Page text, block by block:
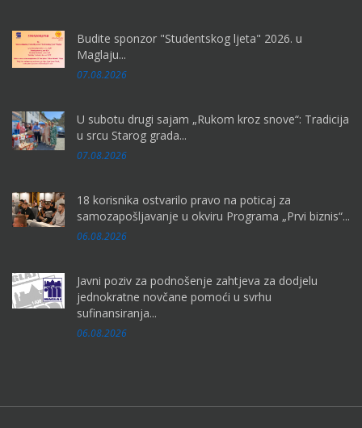
Budite sponzor "Studentskog ljeta" 2026. u
Maglaju...
07.08.2026
U subotu drugi sajam „Rukom kroz snove“: Tradicija
u srcu Starog grada...
07.08.2026
18 korisnika ostvarilo pravo na poticaj za
samozapošljavanje u okviru Programa „Prvi biznis“...
06.08.2026
Javni poziv za podnošenje zahtjeva za dodjelu
jednokratne novčane pomoći u svrhu
sufinansiranja...
06.08.2026